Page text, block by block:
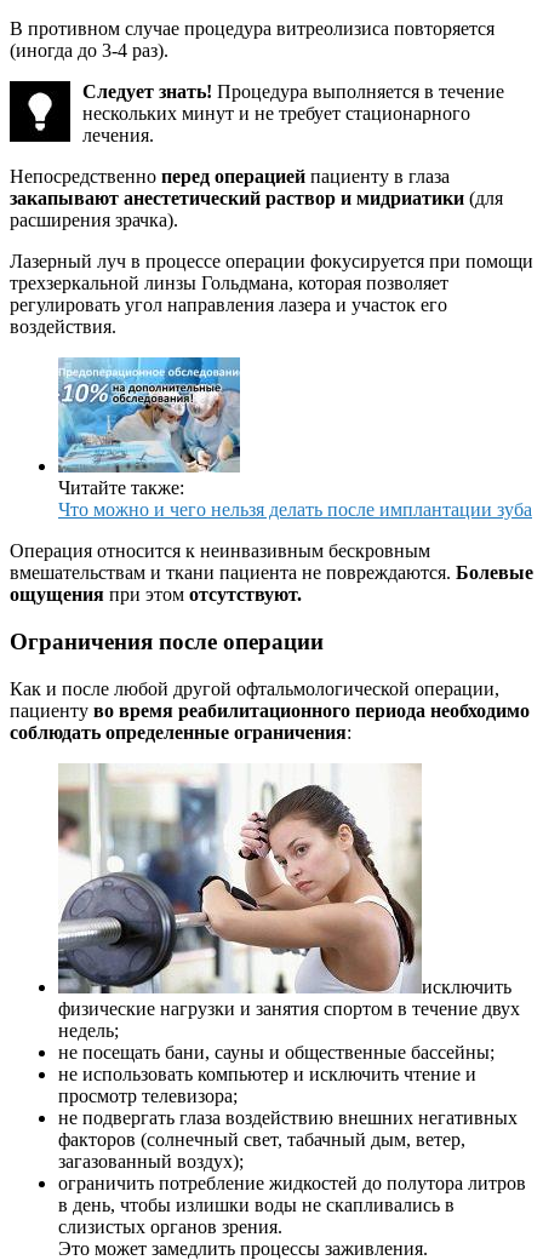
В противном случае процедура витреолизиса повторяется
(иногда до 3-4 раз).
Следует знать! Процедура выполняется в течение
нескольких минут и не требует стационарного
лечения.
Непосредственно перед операцией пациенту в глаза
закапывают анестетический раствор и мидриатики (для
расширения зрачка).
Лазерный луч в процессе операции фокусируется при помощи
трехзеркальной линзы Гольдмана, которая позволяет
регулировать угол направления лазера и участок его
воздействия.
Читайте также:
Что можно и чего нельзя делать после имплантации зуба
Операция относится к неинвазивным бескровным
вмешательствам и ткани пациента не повреждаются. Болевые
ощущения при этом отсутствуют.
Ограничения после операции
Как и после любой другой офтальмологической операции,
пациенту во время реабилитационного периода необходимо
соблюдать определенные ограничения:
исключить
физические нагрузки и занятия спортом в течение двух
недель;
не посещать бани, сауны и общественные бассейны;
не использовать компьютер и исключить чтение и
просмотр телевизора;
не подвергать глаза воздействию внешних негативных
факторов (солнечный свет, табачный дым, ветер,
загазованный воздух);
ограничить потребление жидкостей до полутора литров
в день, чтобы излишки воды не скапливались в
слизистых органов зрения.
Это может замедлить процессы заживления.